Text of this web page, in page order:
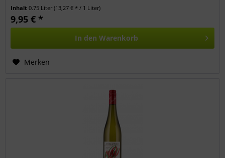
Inhalt0.75 Liter(13,27 € * / 1 Liter)
9,95 € *
In den Warenkorb
Merken